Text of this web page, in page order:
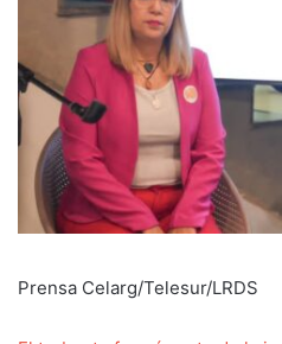
Prensa Celarg/Telesur/LRDS